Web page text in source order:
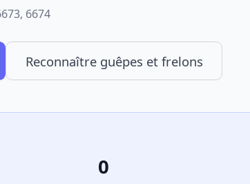
6674
Reconnaître guêpes et frelons
0